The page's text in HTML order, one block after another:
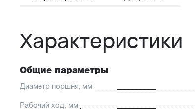
Характеристики
Общие параметры
Диаметр поршня, мм
Рабочий ход, мм